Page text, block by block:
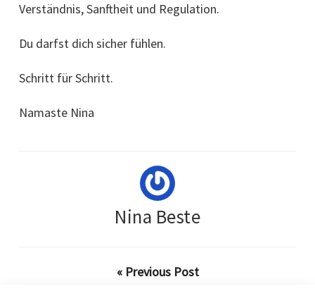
Verständnis, Sanftheit und Regulation.
Du darfst dich sicher fühlen.
Schritt für Schritt.
Namaste Nina
Nina Beste
« Previous Post